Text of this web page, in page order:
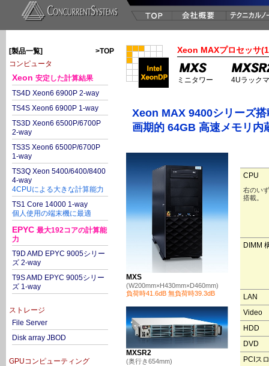
[製品一覧]
>TOP
コンピュータ
Xeon 安定した計算結果
TS4D Xeon6 6900P 2-way
TS4S Xeon6 6900P 1-way
TS3D Xeon6 6500P/6700P
2-way
TS3S Xeon6 6500P/6700P
1-way
TS3Q Xeon 5400/6400/8400
4-way
4CPUによる大きな計算能力
TS1 Core 14000 1-way
個人使用の端末機に最適
EPYC 最大192コアの計算能
力
T9D AMD EPYC 9005シリー
ズ 2-way
T9S AMD EPYC 9005シリー
ズ 1-way
ストレージ
File Server
Disk array JBOD
GPUコンピューティング
Xeon MAXプロセッサ
ミニタワー 4Uラック
Xeon MAX 9400シリーズ搭
画期的 64GB 高速メモリ内
MXS
(W200mm×H430mm×D460mm)
負荷時41.6dB 無負荷時39.3dB
MXSR2
(奥行き654mm)
CPU
右のい
搭載。
DIMM
LAN
Video
HDD
DVD
PCIス